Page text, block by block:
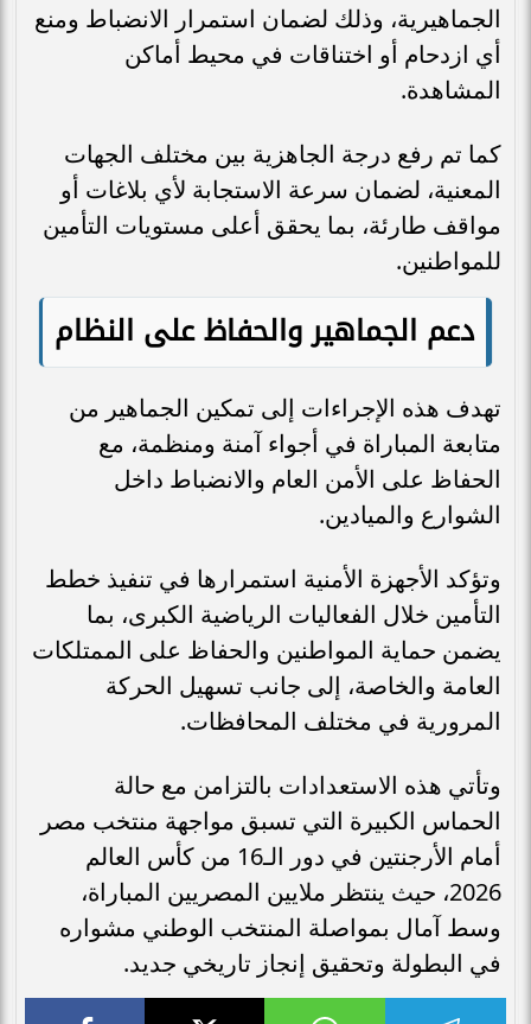
الجماهيرية، وذلك لضمان استمرار الانضباط ومنع
أي ازدحام أو اختناقات في محيط أماكن
المشاهدة.
كما تم رفع درجة الجاهزية بين مختلف الجهات
المعنية، لضمان سرعة الاستجابة لأي بلاغات أو
مواقف طارئة، بما يحقق أعلى مستويات التأمين
للمواطنين.
دعم الجماهير والحفاظ على النظام
تهدف هذه الإجراءات إلى تمكين الجماهير من
متابعة المباراة في أجواء آمنة ومنظمة، مع
الحفاظ على الأمن العام والانضباط داخل
الشوارع والميادين.
وتؤكد الأجهزة الأمنية استمرارها في تنفيذ خطط
التأمين خلال الفعاليات الرياضية الكبرى، بما
يضمن حماية المواطنين والحفاظ على الممتلكات
العامة والخاصة، إلى جانب تسهيل الحركة
المرورية في مختلف المحافظات.
وتأتي هذه الاستعدادات بالتزامن مع حالة
الحماس الكبيرة التي تسبق مواجهة منتخب مصر
أمام الأرجنتين في دور الـ16 من كأس العالم
2026، حيث ينتظر ملايين المصريين المباراة،
وسط آمال بمواصلة المنتخب الوطني مشواره
في البطولة وتحقيق إنجاز تاريخي جديد.